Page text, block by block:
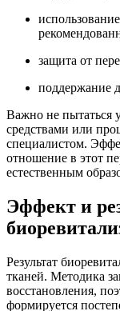
защита от
поддержание
Важно не пытаться
средствами или
специалистом.
отношение в этот
естественным
Эффект и
Результат
тканей. Методика
восстановления,
формируется